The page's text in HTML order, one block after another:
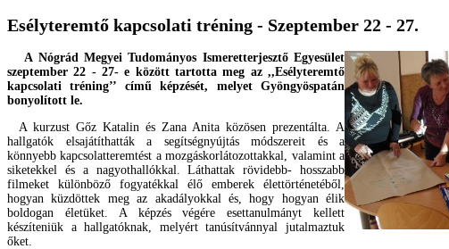
Esélyteremtő kapcsolati tréning - Szeptember 22 - 27.
A Nógrád Megyei Tudományos Ismeretterjesztő Egyesület
szeptember 22 - 27- e között tartotta meg az ,,Esélyteremtő
kapcsolati tréning’’ című képzését, melyet Gyöngyöspatán
bonyolított le.
A kurzust Gőz Katalin és Zana Anita közösen prezentálta. A
hallgatók elsajátíthatták a segítségnyújtás módszereit és a
könnyebb kapcsolatteremtést a mozgáskorlátozottakkal, valamint a
siketekkel és a nagyothallókkal. Láthattak rövidebb- hosszabb
filmeket különböző fogyatékkal élő emberek élettörténetéből,
hogyan küzdöttek meg az akadályokkal és, hogy hogyan élik
boldogan életüket. A képzés végére esettanulmányt kellett
készíteniük a hallgatóknak, melyért tanúsítvánnyal jutalmaztuk
őket.